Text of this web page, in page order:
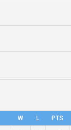
W L PTS